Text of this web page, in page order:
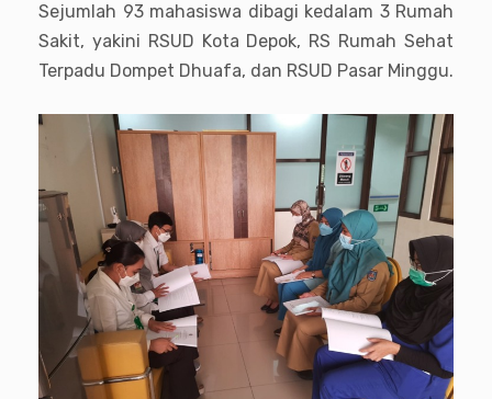
Sejumlah 93 mahasiswa dibagi kedalam 3 Rumah
Sakit, yakini RSUD Kota Depok, RS Rumah Sehat
Terpadu Dompet Dhuafa, dan RSUD Pasar Minggu.